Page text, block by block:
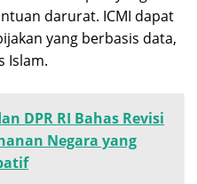
darurat. ICMI dapat
yang berbasis data,
Islam.
DPR RI Bahas Revisi
Negara yang